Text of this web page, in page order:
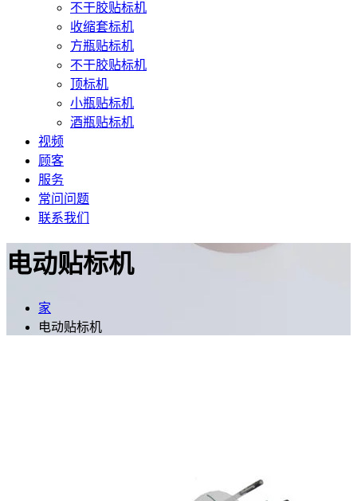
不干胶贴标机
收缩套标机
方瓶贴标机
不干胶贴标机
顶标机
小瓶贴标机
酒瓶贴标机
视频
顾客
服务
常问问题
联系我们
电动贴标机
家
电动贴标机